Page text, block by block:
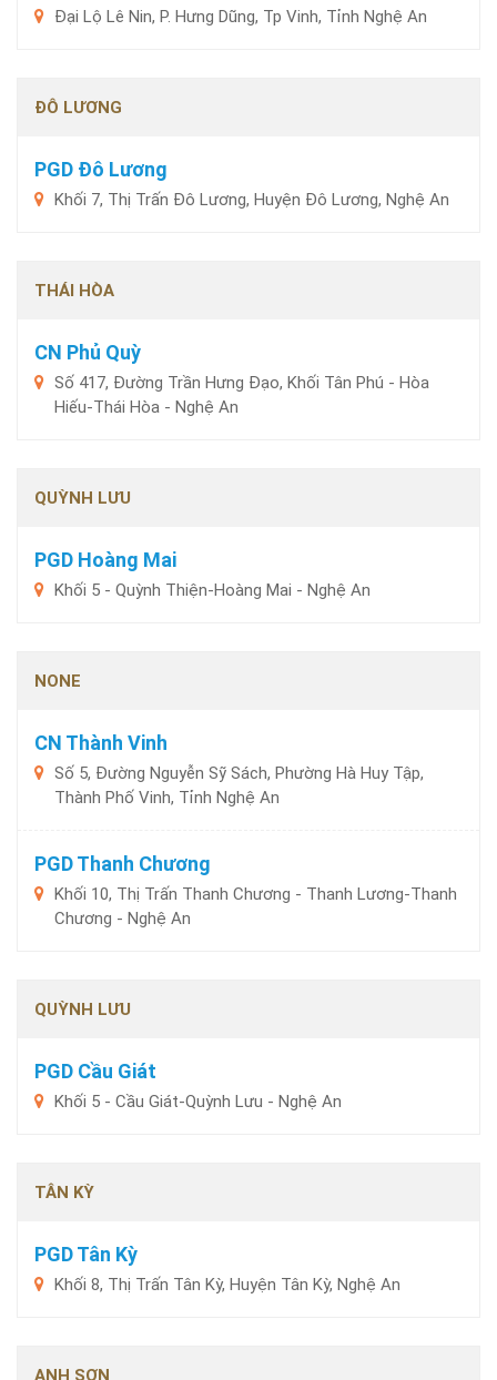
Đại Lộ Lê Nin, P. Hưng Dũng, Tp Vinh, Tỉnh Nghệ An
ĐÔ LƯƠNG
PGD Đô Lương
Khối 7, Thị Trấn Đô Lương, Huyện Đô Lương, Nghệ An
THÁI HÒA
CN Phủ Quỳ
Số 417, Đường Trần Hưng Đạo, Khối Tân Phú - Hòa
Hiếu-Thái Hòa - Nghệ An
QUỲNH LƯU
PGD Hoàng Mai
Khối 5 - Quỳnh Thiện-Hoàng Mai - Nghệ An
NONE
CN Thành Vinh
Số 5, Đường Nguyễn Sỹ Sách, Phường Hà Huy Tập,
Thành Phố Vinh, Tỉnh Nghệ An
PGD Thanh Chương
Khối 10, Thị Trấn Thanh Chương - Thanh Lương-Thanh
Chương - Nghệ An
QUỲNH LƯU
PGD Cầu Giát
Khối 5 - Cầu Giát-Quỳnh Lưu - Nghệ An
TÂN KỲ
PGD Tân Kỳ
Khối 8, Thị Trấn Tân Kỳ, Huyện Tân Kỳ, Nghệ An
ANH SƠN